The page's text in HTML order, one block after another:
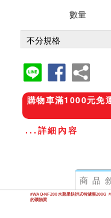
數量
購物車滿1000元免
...詳細內容
商品